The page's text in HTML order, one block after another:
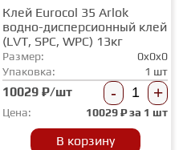
ДОСКА
ДОСКА
Клей Eurocol 35 Arlok
водно-дисперсионный клей
(LVT, SPC, WPC) 13кг
Размер:
0x0x0
Упаковка:
1 шт
10029 ₽/шт - +
Цена: 10029₽ за 1 шт
В корзину